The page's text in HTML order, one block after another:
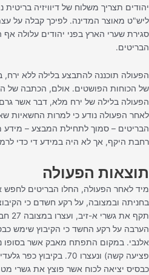
ליש"ט מאוצר המדינה. לפיכך קבלה על
סגירת שערי הארץ בפני יהודים עלולה
הבריטים.
הפעולה תוכננה להתבצע בלילה ללא ירח,
של הכוחות הפושטים. אולם, הכתבה של
הפעולה בלילה של ירח מלא, דבר אשר
לאחר הפעולה נודע כי למרות החשאיות
הבריטים – סמוך לתחילת המבצע – מידע
רחבת היקף, אך לא היה במידע די כדי
תוצאות הפעולה
מיד לאחר הפעולה, החלו הבריטים לחפש
בחניתה ובמצובה, על רקע חשדם כי
תקף
הערבה על רקע החשד כי הקיבוץ שימש
פציעה קשה) ונעצרו 70.
כבסיס יציאה לכוח אשר פוצץ את גשרי